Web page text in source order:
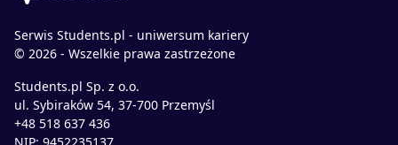
Serwis Students.pl - uniwersum kariery
© 2026 - Wszelkie prawa zastrzeżone
Students.pl Sp. z o.o.
ul. Sybiraków 54, 37-700 Przemyśl
+48 518 637 436